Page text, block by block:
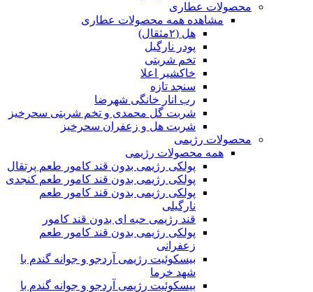
محصولات عطاری
مشاهده همه محصولات عطاری
هل (۲مثقال)
پودر نارگیل
تخم شربتی
خاکشیر اعلا
سنجد تازه
رب انار خانگی شهرضا
شربت گل محمدی و تخم شربتی سحرخیز
شربت هل و زعفران سحرخیز
محصولات رژیمی
همه محصولات رژیمی
پولکی رژیمی بدون قند کامور طعم پرتقال
پولکی رژیمی بدون قند کامور طعم کنجدی
پولکی رژیمی بدون قند کامور طعم
نارگیلی
قند رژیمی حبه ای بدون قند کامور
پولکی رژیمی بدون قند کامور طعم
زعفرانی
بيسکوئيت رژیمی آردجو و جوانه گندم با
شهد خرما
بيسکوئيت رژیمی آردجو و جوانه گندم با